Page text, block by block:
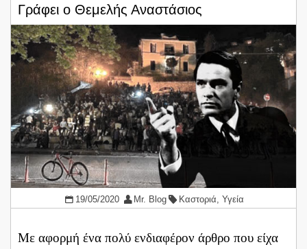
Γράφει ο Θεμελής Αναστάσιος
19/05/2020 Mr. Blog Καστοριά,Υγεία
Με αφορμή ένα πολύ ενδιαφέρον άρθρο που είχα